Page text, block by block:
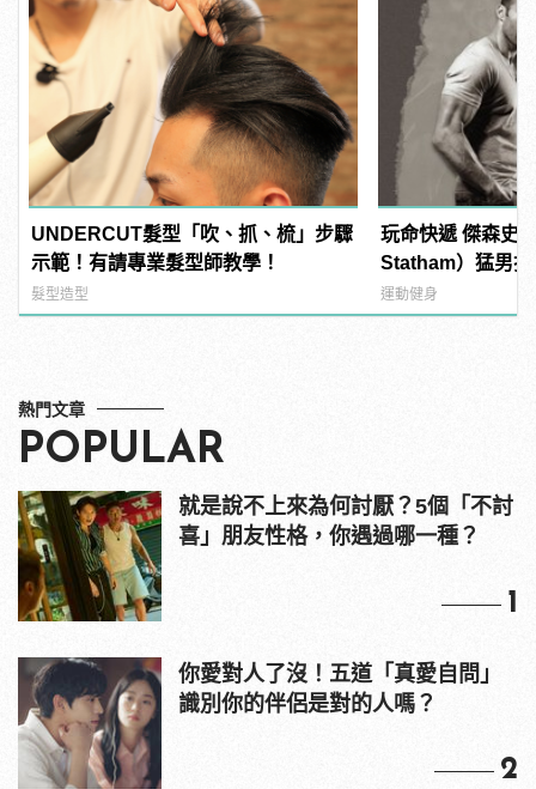
UNDERCUT髮型「吹、抓、梳」步驟
示範！有請專業髮型師教學！
髮型造型
玩命快遞 傑森史
Statham）猛男
運動健身
熱門文章
POPULAR
就是說不上來為何討厭？5個「不討
喜」朋友性格，你遇過哪一種？
1
你愛對人了沒！五道「真愛自問」
識別你的伴侶是對的人嗎？
2